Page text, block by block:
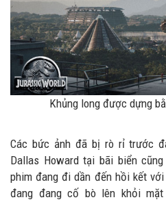
Khủng long được dựng
Các bức ảnh đã bị rò rỉ trước
Dallas Howard tại bãi biển
phim đang đi dần đến hồi kết
đang đang cố bò lên khỏi